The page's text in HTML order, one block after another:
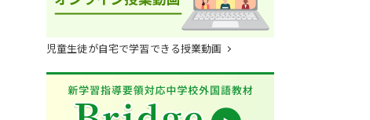
児童生徒が自宅で学習できる授業動画